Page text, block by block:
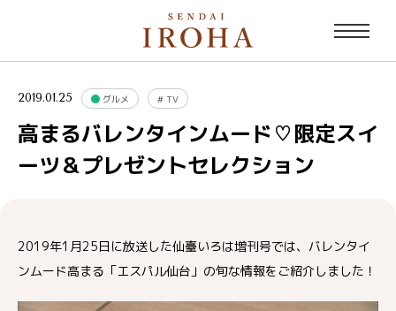
2019.01.25 グルメ # TV
高まるバレンタインムード♡限定スイ
ーツ＆プレゼントセレクション
2019年1月25日に放送した仙臺いろは増刊号では、バレンタイ
ンムード高まる「エスパル仙台」の旬な情報をご紹介しました！